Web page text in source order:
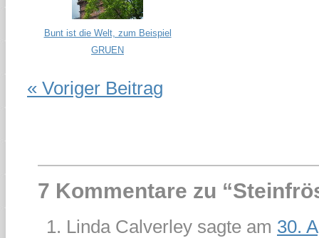
Bunt ist die Welt, zum Beispiel
GRUEN
« Voriger Beitrag
7 Kommentare zu “
Linda Calverley sagte am 30.